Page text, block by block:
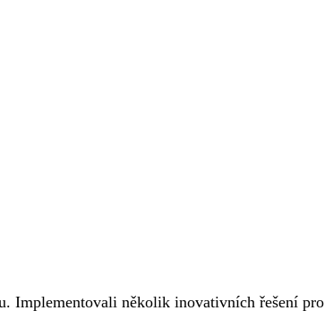
Implementovali několik inovativních řešení pro